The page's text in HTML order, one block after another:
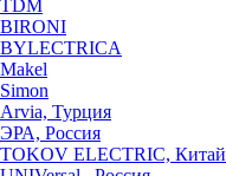
TDM
BIRONI
BYLECTRICA
Makel
Simon
Arvia, Турция
ЭРА, Россия
TOKOV ELECTRIC, Китай